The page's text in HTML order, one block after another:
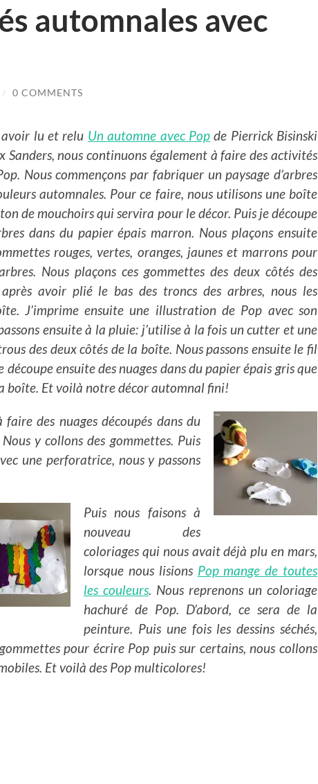
automnales avec
/ 0 COMMENTS
avoir lu et relu Un automne avec Popde Pierrick Bisinski
Sanders, nous continuons également à faire des activités
Nous commençons par fabriquer un paysage d’arbres
automnales. Pour ce faire, nous utilisons une boîte
de mouchoirs qui servira pour le décor. Puis je découpe
dans du papier épais marron. Nous plaçons ensuite
rouges, vertes, oranges, jaunes et marrons pour
Nous plaçons ces gommettes des deux côtés des
avoir plié le bas des troncs des arbres, nous les
J’imprime ensuite une illustration de Pop avec son
ensuite à la pluie: j’utilise à la fois un cutter et une
des deux côtés de la boîte. Nous passons ensuite le fil
ensuite des nuages dans du papier épais gris que
boîte. Et voilà notre décor automnal fini!
faire des nuages découpés dans du
y collons des gommettes. Puis
une perforatrice, nous y passons
Puis nous faisons à
nouveau des
coloriages qui nous avait déjà plu en mars,
lorsque nous lisions Pop mange de toutes
les couleurs. Nous reprenons un coloriage
hachuré de Pop. D’abord, ce sera de la
peinture. Puis une fois les dessins séchés,
pour écrire Pop puis sur certains, nous collons
Et voilà des Pop multicolores!